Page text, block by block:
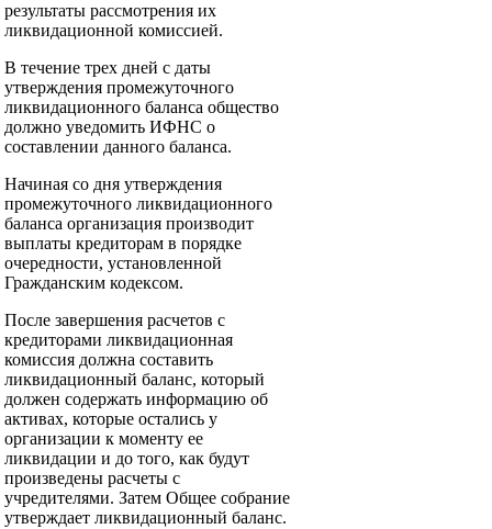
результаты рассмотрения их
ликвидационной комиссией.
В течение трех дней с даты
утверждения промежуточного
ликвидационного баланса общество
должно уведомить ИФНС о
составлении данного баланса.
Начиная со дня утверждения
промежуточного ликвидационного
баланса организация производит
выплаты кредиторам в порядке
очередности, установленной
Гражданским кодексом.
После завершения расчетов с
кредиторами ликвидационная
комиссия должна составить
ликвидационный баланс, который
должен содержать информацию об
активах, которые остались у
организации к моменту ее
ликвидации и до того, как будут
произведены расчеты с
учредителями. Затем Общее собрание
утверждает ликвидационный баланс.